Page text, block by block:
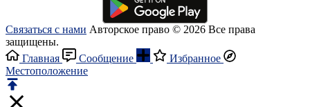
Связаться с нами Авторское право © 2026 Все права
защищены.
Главная
Сообщение
Избранное
Местоположение